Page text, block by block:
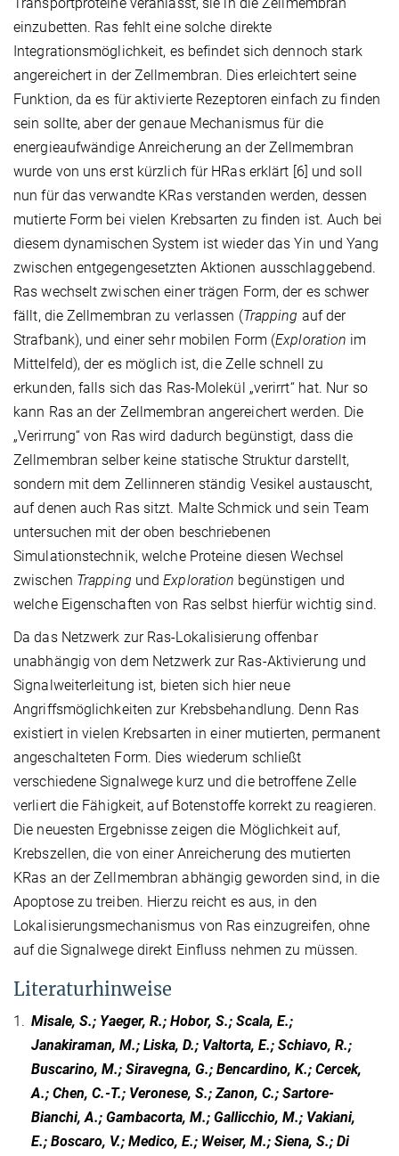
einzubetten. Ras fehlt eine solche direkte
Integrationsmöglichkeit, es befindet sich dennoch stark
angereichert in der Zellmembran. Dies erleichtert seine
Funktion, da es für aktivierte Rezeptoren einfach zu finden
sein sollte, aber der genaue Mechanismus für die
energieaufwändige Anreicherung an der Zellmembran
wurde von uns erst kürzlich für HRas erklärt [6] und soll
nun für das verwandte KRas verstanden werden, dessen
mutierte Form bei vielen Krebsarten zu finden ist. Auch bei
diesem dynamischen System ist wieder das Yin und Yang
zwischen entgegengesetzten Aktionen ausschlaggebend.
Ras wechselt zwischen einer trägen Form, der es schwer
fällt, die Zellmembran zu verlassen (Trapping auf der
Strafbank), und einer sehr mobilen Form (Exploration im
Mittelfeld), der es möglich ist, die Zelle schnell zu
erkunden, falls sich das Ras-Molekül „verirrt“ hat. Nur so
kann Ras an der Zellmembran angereichert werden. Die
„Verirrung“ von Ras wird dadurch begünstigt, dass die
Zellmembran selber keine statische Struktur darstellt,
sondern mit dem Zellinneren ständig Vesikel austauscht,
auf denen auch Ras sitzt. Malte Schmick und sein Team
untersuchen mit der oben beschriebenen
Simulationstechnik, welche Proteine diesen Wechsel
zwischen Trapping undExploration begünstigen und
welche Eigenschaften von Ras selbst hierfür wichtig sind.
Da das Netzwerk zur Ras-Lokalisierung offenbar
unabhängig von dem Netzwerk zur Ras-Aktivierung und
Signalweiterleitung ist, bieten sich hier neue
Angriffsmöglichkeiten zur Krebsbehandlung. Denn Ras
existiert in vielen Krebsarten in einer mutierten, permanent
angeschalteten Form. Dies wiederum schließt
verschiedene Signalwege kurz und die betroffene Zelle
verliert die Fähigkeit, auf Botenstoffe korrekt zu reagieren.
Die neuesten Ergebnisse zeigen die Möglichkeit auf,
Krebszellen, die von einer Anreicherung des mutierten
KRas an der Zellmembran abhängig geworden sind, in die
Apoptose zu treiben. Hierzu reicht es aus, in den
Lokalisierungsmechanismus von Ras einzugreifen, ohne
auf die Signalwege direkt Einfluss nehmen zu müssen.
Literaturhinweise
1. Misale, S.; Yaeger, R.; Hobor, S.; Scala, E.;
Janakiraman, M.; Liska, D.; Valtorta, E.; Schiavo, R.;
Buscarino, M.; Siravegna, G.; Bencardino, K.; Cercek,
A.; Chen, C.-T.; Veronese, S.; Zanon, C.; Sartore-
Bianchi, A.; Gambacorta, M.; Gallicchio, M.; Vakiani,
E.; Boscaro, V.; Medico, E.; Weiser, M.; Siena, S.; Di